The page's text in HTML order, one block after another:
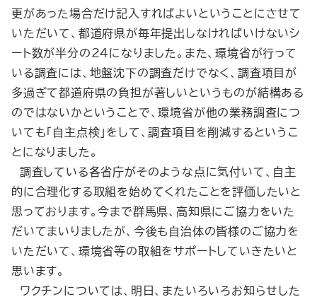
更があった場合だけ記入すればよいということにさせて
いただいて、都道府県が毎年提出しなければいけないシ
ート数が半分の24になりました。また、環境省が行って
いる調査には、地盤沈下の調査だけでなく、調査項目が
多過ぎて都道府県の負担が著しいというものが結構ある
のではないかということで、環境省が他の業務調査につ
いても「自主点検」をして、調査項目を削減するというこ
とになりました。
調査している各省庁がそのような点に気付いて、自主
的に合理化する取組を始めてくれたことを評価したいと
思っております。今まで群馬県、高知県にご協力をいた
だいてまいりましたが、今後も自治体の皆様のご協力を
いただいて、環境省等の取組をサポートしていきたいと
思います。
ワクチンについては、明日、またいろいろお知らせした